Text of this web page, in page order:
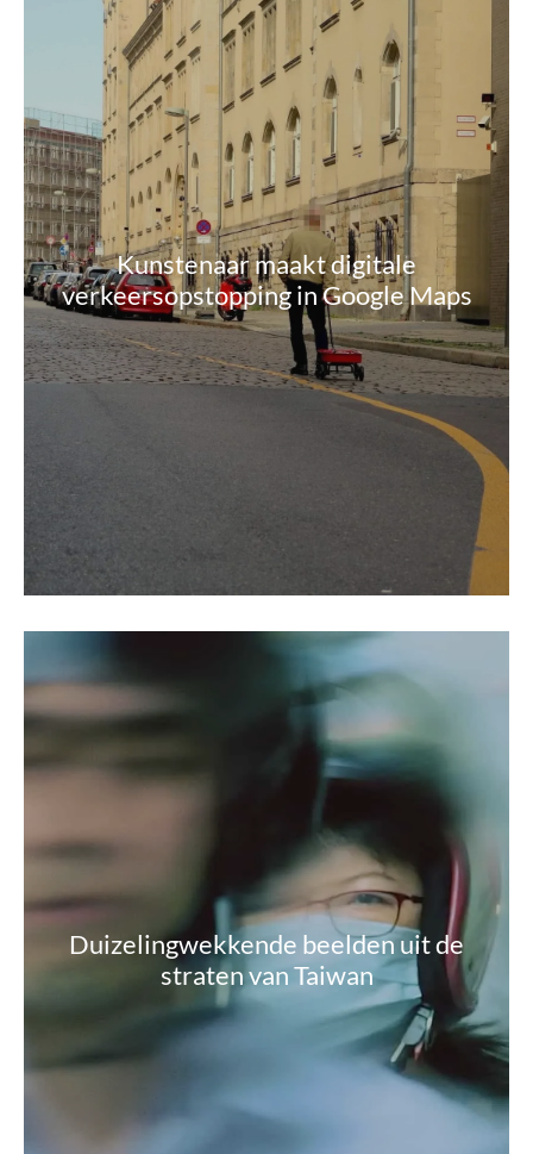
Kunstenaar maakt digitale
verkeersopstopping in Google Maps
Duizelingwekkende beelden uit de
straten van Taiwan